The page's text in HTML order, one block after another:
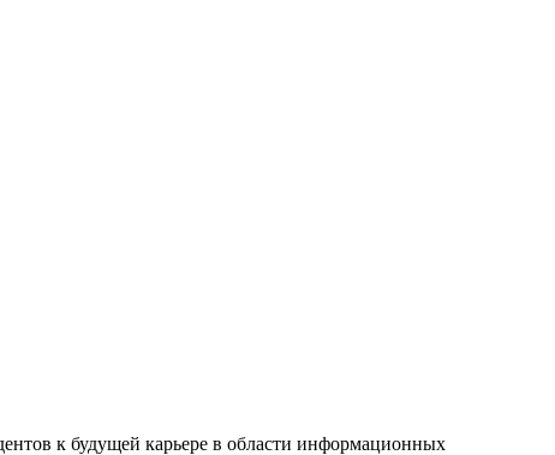
к будущей карьере в области информационных